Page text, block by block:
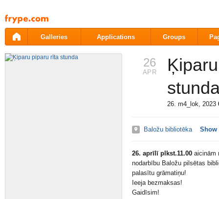
Pāriet
uz
saturu
Galleries Applications Groups
26
APR
26. m4_lok, 2023
Baložu bibliotēka Show
26. aprīlī plkst.11.00 aicinām
nodarbību Baložu pilsētas
palasītu grāmatiņu!
Ieeja bezmaksas!
Gaidīsim!